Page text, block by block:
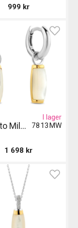
999 kr
7813MW
Ti Sento Milano Örhängen
I lager
1 698 kr